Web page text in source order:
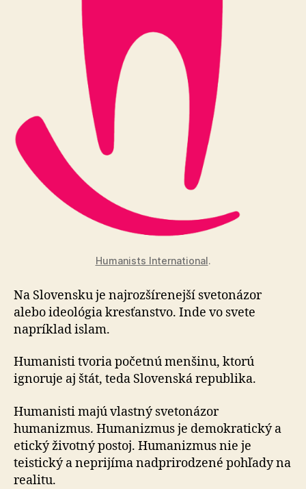
Humanists International.
Na Slovensku je najrozšírenejší svetonázor
alebo ideológia kresťanstvo. Inde vo svete
napríklad islam.
Humanisti tvoria početnú menšinu, ktorú
ignoruje aj štát, teda Slovenská republika.
Humanisti majú vlastný svetonázor
humanizmus. Humanizmus je demokratický a
etický životný postoj. Humanizmus nie je
teistický a neprijíma nadprirodzené pohľady na
realitu.